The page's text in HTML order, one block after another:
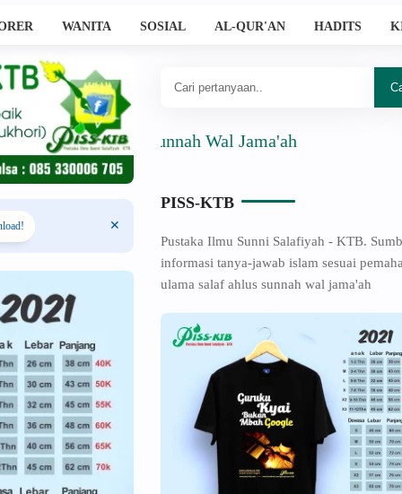
WANITA SOSIAL AL-QUR'AN HADITS
Ahlussunnah Wal Jama'ah
PISS-KTB
Pustaka Ilmu Sunni Salafiyah - KTB.
informasi tanya-jawab islam sesuai
ulama salaf ahlus sunnah wal jama'ah